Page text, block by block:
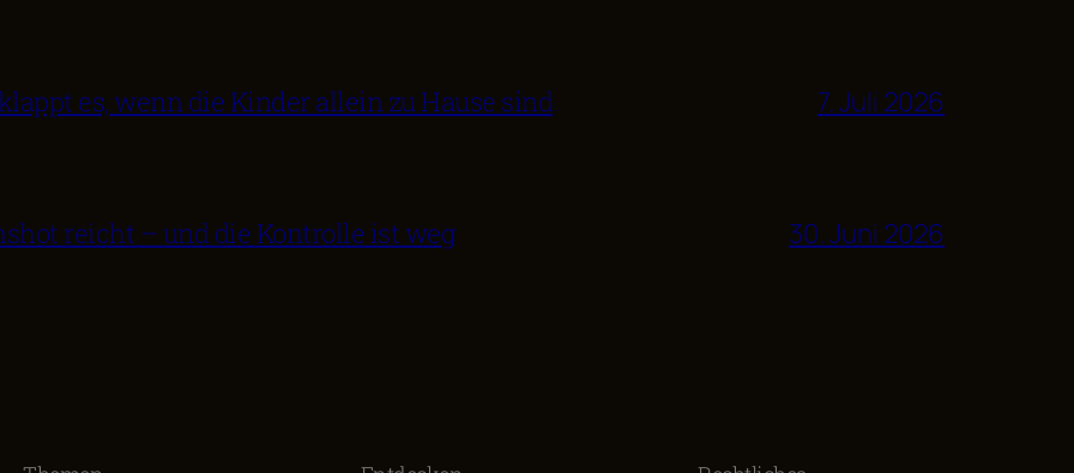
es, wenn die Kinder allein zu Hause sind 7. Juli 2026
reicht – und die Kontrolle ist weg 30. Juni 2026